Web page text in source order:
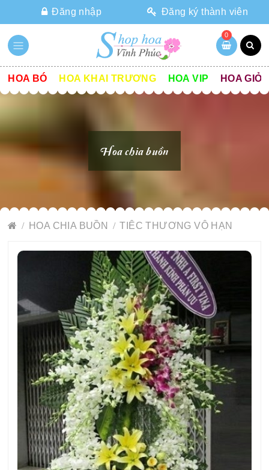
Đăng nhập Đăng ký thành viên
0
HOA BÓ HOA KHAI TRƯƠNG HOA VIP HOA GIỎ
Hoa chia buồn
HOA CHIA BUỒN TIÊC THƯƠNG VÔ HẠN